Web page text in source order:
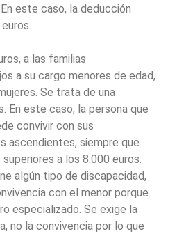
este caso, la deducción
a las familias
a su cargo menores de edad,
Se trata de una
En este caso, la persona que
convivir con sus
ascendientes, siempre que
a los 8.000 euros.
algún tipo de discapacidad,
con el menor porque
especializado. Se exige la
no la convivencia por lo que